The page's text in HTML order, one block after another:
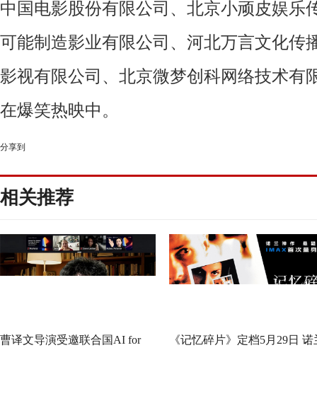
中国电影股份有限公司、北京小顽皮娱乐
可能制造影业有限公司、河北万言文化传
影视有限公司、北京微梦创科网络技术有
在爆笑热映中。
分享到
相关推荐
曹译文导演受邀联合国AI for 《记忆碎片》定档5月29日 诺